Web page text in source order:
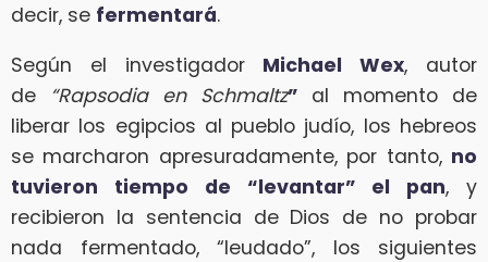
decir, se fermentará.
Según el investigador Michael Wex, autor
de “Rapsodia en Schmaltz” al momento de
liberar los egipcios al pueblo judío, los hebreos
se marcharon apresuradamente, por tanto, no
tuvieron tiempo de “levantar” el pan, y
recibieron la sentencia de Dios de no probar
nada fermentado, “leudado”, los siguientes